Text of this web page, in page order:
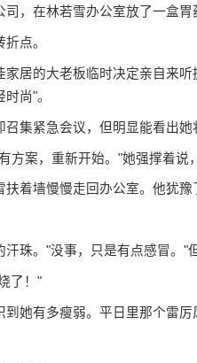
司，在林若雪办公室放了一盒
点。
居的大老板临时决定亲自来
尚"。
集紧急会议，但明显能看出她
方案，重新开始。"她强撑着
着墙慢慢走回办公室。他犹豫
珠。"没事，只是有点感冒。"
了！"
她有多瘦弱。平日里那个雷